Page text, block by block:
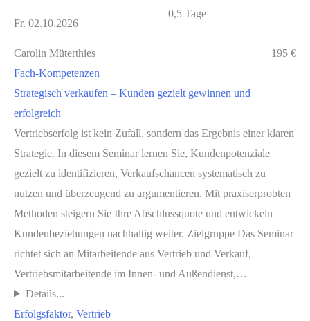
Fr. 02.10.2026
0,5 Tage
Carolin Müterthies
195 €
Fach-Kompetenzen
Strategisch verkaufen – Kunden gezielt gewinnen und
erfolgreich
Vertriebserfolg ist kein Zufall, sondern das Ergebnis einer klaren
Strategie. In diesem Seminar lernen Sie, Kundenpotenziale
gezielt zu identifizieren, Verkaufschancen systematisch zu
nutzen und überzeugend zu argumentieren. Mit praxiserprobten
Methoden steigern Sie Ihre Abschlussquote und entwickeln
Kundenbeziehungen nachhaltig weiter. Zielgruppe Das Seminar
richtet sich an Mitarbeitende aus Vertrieb und Verkauf,
Vertriebsmitarbeitende im Innen- und Außendienst,…
Details...
Erfolgsfaktor, Vertrieb